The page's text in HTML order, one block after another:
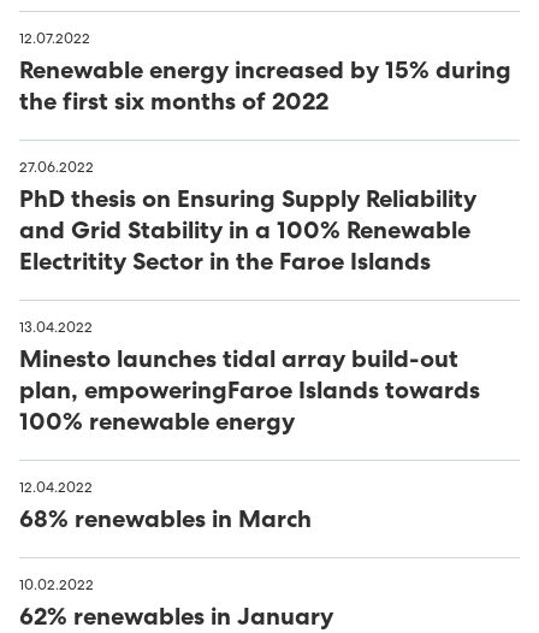
12.07.2022
Renewable energy increased by 15% during
the first six months of 2022
27.06.2022
PhD thesis on Ensuring Supply Reliability
and Grid Stability in a 100% Renewable
Electritity Sector in the Faroe Islands
13.04.2022
Minesto launches tidal array build-out
plan, empoweringFaroe Islands towards
100% renewable energy
12.04.2022
68% renewables in March
10.02.2022
62% renewables in January